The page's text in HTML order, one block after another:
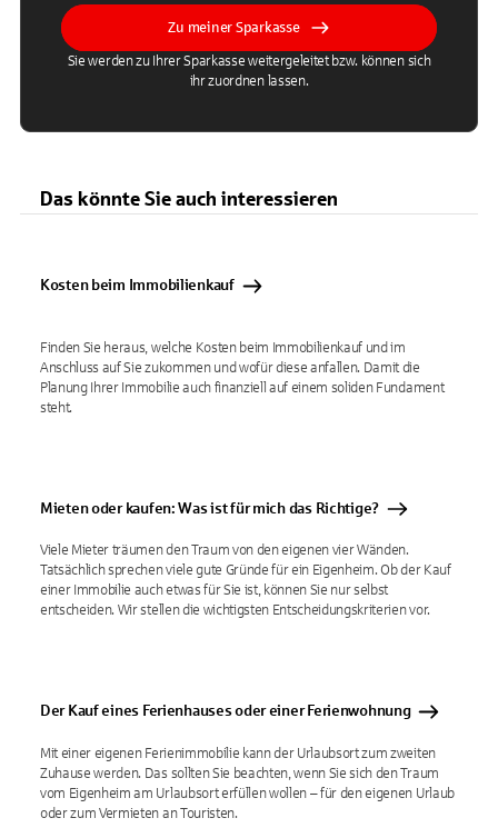
Zu meiner Sparkasse
Sie werden zu Ihrer Sparkasse weitergeleitet bzw. können sich
ihr zuordnen lassen.
Das könnte Sie auch interessieren
Kosten beim Immobilienkauf
Finden Sie heraus, welche Kosten beim Immobilienkauf und im
Anschluss auf Sie zukommen und wofür diese anfallen. Damit die
Planung Ihrer Immobilie auch finanziell auf einem soliden Fundament
steht.
Mieten oder kaufen: Was ist für mich das Richtige?
Viele Mieter träumen den Traum von den eigenen vier Wänden.
Tatsächlich sprechen viele gute Gründe für ein Eigenheim. Ob der Kauf
einer Immobilie auch etwas für Sie ist, können Sie nur selbst
entscheiden. Wir stellen die wichtigsten Entscheidungskriterien vor.
Der Kauf eines Ferienhauses oder einer Ferienwohnung
Mit einer eigenen Ferienimmobilie kann der Urlaubsort zum zweiten
Zuhause werden. Das sollten Sie beachten, wenn Sie sich den Traum
vom Eigenheim am Urlaubsort erfüllen wollen – für den eigenen Urlaub
oder zum Vermieten an Touristen.